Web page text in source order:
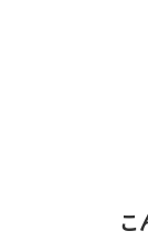
こ